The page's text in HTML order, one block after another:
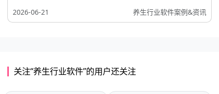
2026-06-21
养生行业软件案例&资讯
关注“养生行业软件”的用户还关注